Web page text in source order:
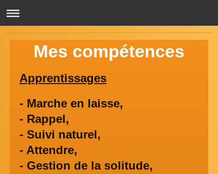
Au Chien Poli
Mes compétences
Apprentissages
- Marche en laisse,
- Rappel,
- Suivi naturel,
- Attendre,
- Gestion de la solitude,